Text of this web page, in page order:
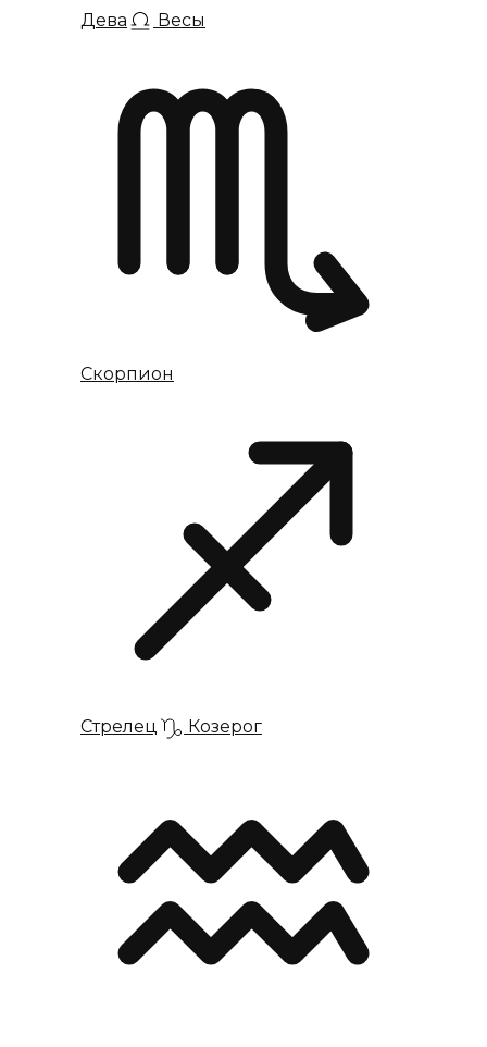
Дева Весы
Скорпион
Стрелец Козерог